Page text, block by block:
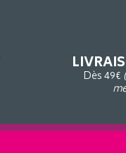
Dès 49€